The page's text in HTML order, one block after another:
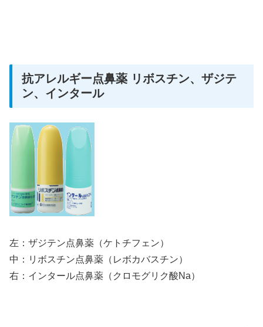
抗アレルギー点鼻薬 リボスチン、ザジテ
ン、インタール
左：ザジテン点鼻薬（ケトチフェン）
中：リボスチン点鼻薬（レボカバスチン）
右：インタール点鼻薬（クロモグリク酸Na）